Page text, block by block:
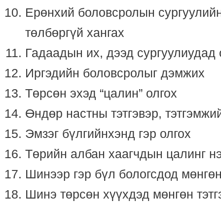
Ерөнхий боловсролын
төлбөргүй хангах
Гадаадын их, дээд сургуулиудад
Иргэдийн боловсролыг дэмжих
Төрсөн эхэд “цалин” олгох
Өндөр настны тэтгэвэр,
Эмзэг бүлгийнхэнд гэр олгох
Төрийн албан хаагчдын цалинг
Шинээр гэр бүл бологсдод
Шинэ төрсөн хүүхдэд мөнгөн